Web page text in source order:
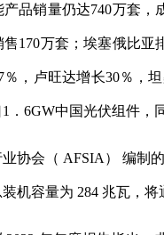
产品销量仍达740万套
170万套；埃塞俄比
，卢旺达增长30％，
．6GW中国光伏组件，
协会（ AFSIA） 编制
机容量为 284 兆瓦，